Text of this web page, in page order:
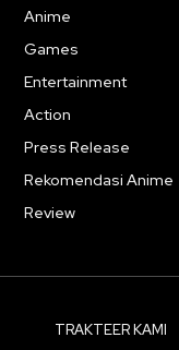
Anime
Games
Entertainment
Action
Press Release
Rekomendasi Anime
Review
TRAKTEER KAMI